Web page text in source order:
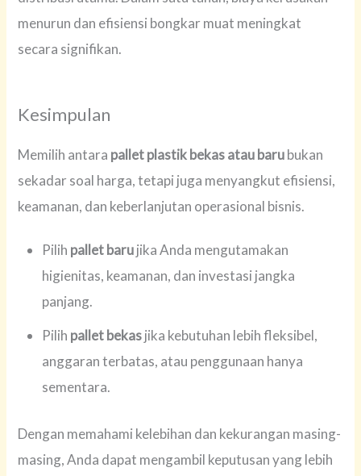
menurun dan efisiensi bongkar muat meningkat
secara signifikan.
Kesimpulan
Memilih antara pallet plastik bekas atau barubukan
sekadar soal harga, tetapi juga menyangkut efisiensi,
keamanan, dan keberlanjutan operasional bisnis.
Pilih pallet barujika Anda mengutamakan
higienitas, keamanan, dan investasi jangka
panjang.
Pilih pallet bekasjika kebutuhan lebih fleksibel,
anggaran terbatas, atau penggunaan hanya
sementara.
Dengan memahami kelebihan dan kekurangan masing-
masing, Anda dapat mengambil keputusan yang lebih